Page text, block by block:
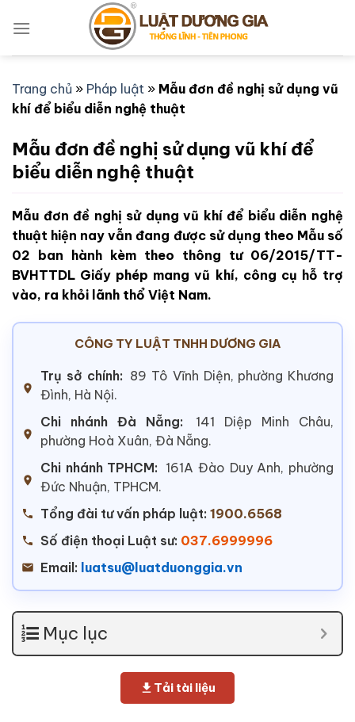
qua
Trang chủ » Pháp luật » Mẫu đơn đề nghị sử dụng vũ
khí để biểu diễn nghệ thuật
Mẫu đơn đề nghị sử dụng vũ khí để
biểu diễn nghệ thuật
Mẫu đơn đề nghị sử dụng vũ khí để biểu diễn nghệ
thuật hiện nay vẫn đang được sử dụng theo Mẫu số
02 ban hành kèm theo thông tư 06/2015/TT-
BVHTTDL Giấy phép mang vũ khí, công cụ hỗ trợ
vào, ra khỏi lãnh thổ Việt Nam.
CÔNG TY LUẬT TNHH DƯƠNG GIA
Trụ sở chính: 89 Tô Vĩnh Diện, phường Khương
Đình, Hà Nội.
Chi nhánh Đà Nẵng:
141 Diệp Minh Châu,
phường Hoà Xuân, Đà Nẵng.
Chi nhánh TPHCM: 161A Đào Duy Anh, phường
Đức Nhuận, TPHCM.
Tổng đài tư vấn pháp luật: 1900.6568
Số điện thoại Luật sư: 037.6999996
Email: luatsu@luatduonggia.vn
Mục lục
Tải tài liệu